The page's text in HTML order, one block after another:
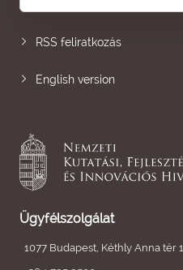
RSS feliratkozás
English version
Ügyfélszolgálat
1077 Budapest, Kéthly Anna tér